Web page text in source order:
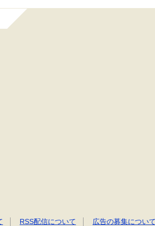
RSS配信について 広告の募集について